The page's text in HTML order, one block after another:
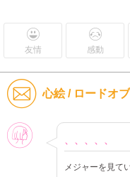
友情 感動
心絵 / ロードオ
女性
、、、、、
メジャーを見て